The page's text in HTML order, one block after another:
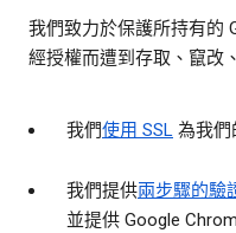
我們致力於保護所持有的
經授權而遭到存取、竄改
我們使用 SSL 為我們
我們提供兩步驟的驗
並提供 Google